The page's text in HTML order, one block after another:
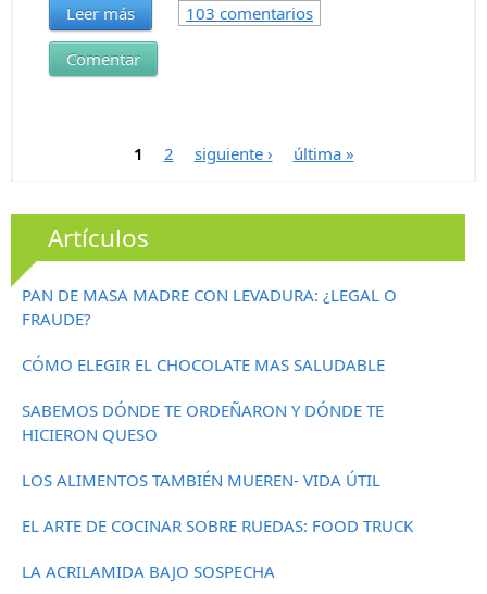
Leer más 103 comentarios
Comentar
1 2 siguiente › última »
Artículos
PAN DE MASA MADRE CON LEVADURA: ¿LEGAL O
FRAUDE?
CÓMO ELEGIR EL CHOCOLATE MAS SALUDABLE
SABEMOS DÓNDE TE ORDEÑARON Y DÓNDE TE
HICIERON QUESO
LOS ALIMENTOS TAMBIÉN MUEREN- VIDA ÚTIL
EL ARTE DE COCINAR SOBRE RUEDAS: FOOD TRUCK
LA ACRILAMIDA BAJO SOSPECHA